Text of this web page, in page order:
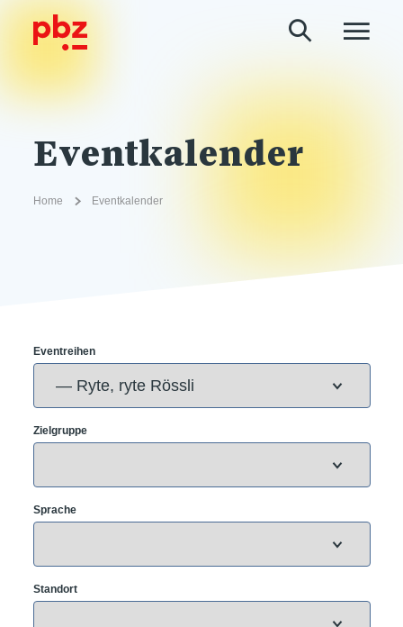
Eventkalender
Home Eventkalender
Eventreihen
Zielgruppe
Sprache
Standort